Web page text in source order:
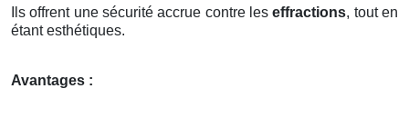
Ils offrent une sécurité accrue contre leseffractions, tout en
étant esthétiques.
Avantages :